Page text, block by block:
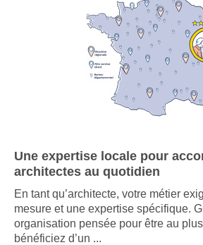
Une expertise locale pour
architectes au quotidien
En tant qu’architecte, votre métier
mesure et une expertise spécifique.
organisation pensée pour être au
bénéficiez d’un ...